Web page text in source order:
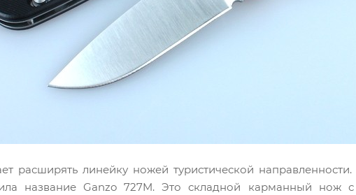
расширять линейку ножей туристической
название Ganzo 727M. Это складной карманный нож